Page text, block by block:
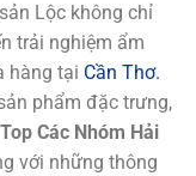
Lộc không chỉ
trải nghiệm ẩm
hàng tại Cần Thơ.
phẩm đặc trưng,
Top Các Nhóm Hải
với những thông